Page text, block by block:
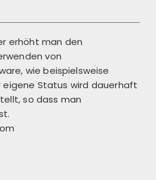
erhöht man den
von
wie beispielsweise
eigene Status wird dauerhaft
so dass man